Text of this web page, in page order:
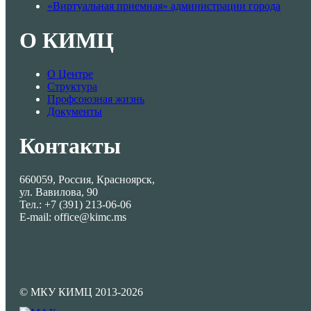
«Виртуальная приемная» администрации города
О КИМЦ
О Центре
Структура
Профсоюзная жизнь
Документы
Контакты
660059, Россия, Красноярск,
ул. Вавилова, 90
Тел.: +7 (391) 213-06-06
E-mail: office@kimc.ms
© МКУ КИМЦ 2013-2026